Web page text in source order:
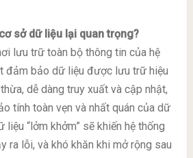
sở dữ liệu lại quan trọng?
lưu trữ toàn bộ thông tin của hệ
đảm bảo dữ liệu được lưu trữ hiệu
dễ dàng truy xuất và cập nhật,
tính toàn vẹn và nhất quán của dữ
liệu “lởm khởm” sẽ khiến hệ thống
ra lỗi, và khó khăn khi mở rộng sau